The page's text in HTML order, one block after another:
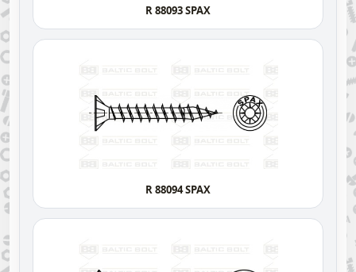
R 88093 SPAX
R 88094 SPAX